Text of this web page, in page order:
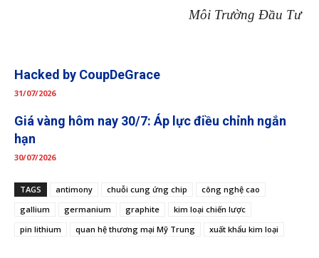
Môi Trường Đầu Tư
Hacked by CoupDeGrace
31/07/2026
Giá vàng hôm nay 30/7: Áp lực điều chỉnh ngắn
hạn
30/07/2026
TAGS antimony chuỗi cung ứng chip
công nghệ cao
gallium
germanium graphite
kim loại chiến lược
pin lithium
quan hệ thương mại Mỹ Trung xuất khẩu kim loại